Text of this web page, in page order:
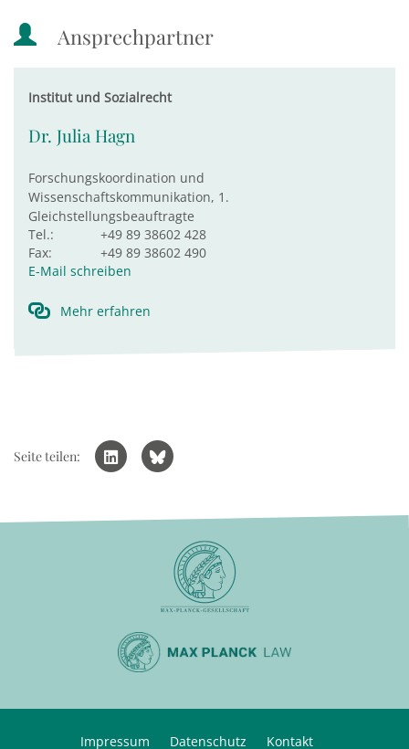
Ansprechpartner
Institut und Sozialrecht
Dr. Julia Hagn
Forschungskoordination und
Wissenschaftskommunikation, 1.
Gleichstellungsbeauftragte
Tel.:
+49 89 38602 428
Fax:
+49 89 38602 490
E-Mail schreiben
Mehr erfahren
Seite teilen:
Impressum Datenschutz Kontakt